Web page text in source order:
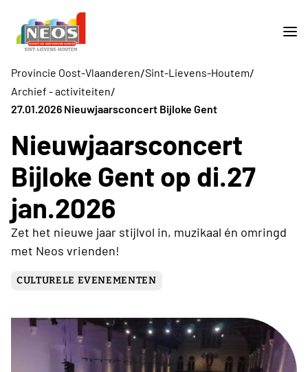
Provincie Oost-Vlaanderen/Sint-Lievens-Houtem/
Archief - activiteiten/
27.01.2026 Nieuwjaarsconcert Bijloke Gent
Nieuwjaarsconcert
Bijloke Gent op di.27
jan.2026
Zet het nieuwe jaar stijlvol in, muzikaal én omringd
met Neos vrienden!
CULTURELE EVENEMENTEN